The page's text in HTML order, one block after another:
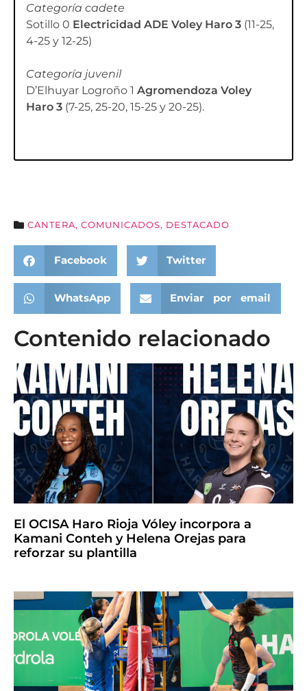
Categoría cadete
Sotillo 0 Electricidad ADE Voley Haro 3 (11-25,
4-25 y 12-25)
Categoría juvenil
D’Elhuyar Logroño 1 Agromendoza Voley
Haro 3 (7-25, 25-20, 15-25 y 20-25).
CANTERA, COMUNICADOS, DESTACADO
Facebook Twitter
WhatsApp Enviar por email
Contenido relacionado
El OCISA Haro Rioja Vóley incorpora a
Kamani Conteh y Helena Orejas para
reforzar su plantilla